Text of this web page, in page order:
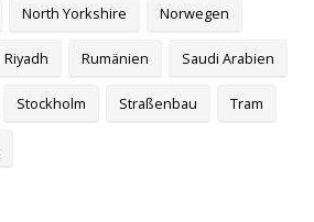
North Yorkshire Norwegen
Riyadh Rumänien Saudi Arabien
Stockholm Straßenbau Tram